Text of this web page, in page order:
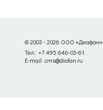
© 2003 - 2026 ООО «Диафан»
Тел.: +7 495 646-03-61
E-mail: cms@diafan.ru